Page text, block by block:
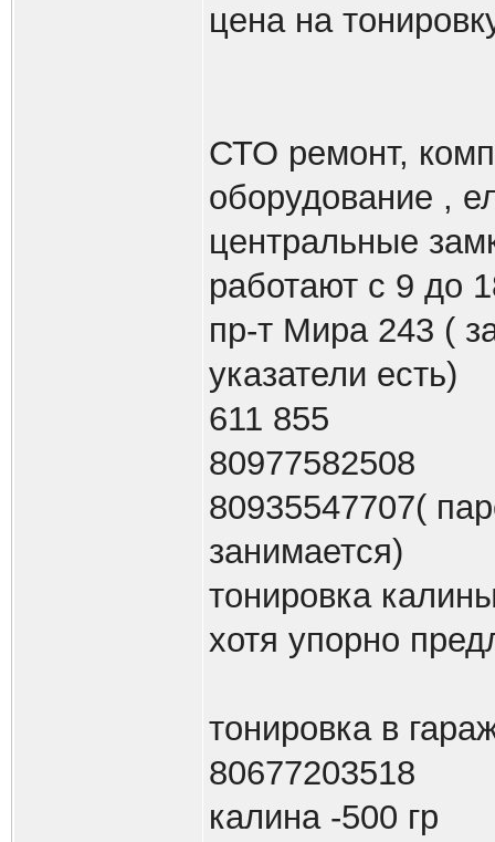
цена на
СТО ремонт,
оборудование ,
центральные
работают с 9 до
пр-т Мира 243 (
указатели есть)
611 855
80977582508
80935547707(
занимается)
тонировка
хотя упорно
тонировка в
80677203518
калина -500 гр